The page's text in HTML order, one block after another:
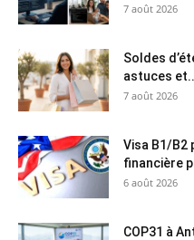
7 août 2026
Soldes
astuces
7 août 2026
Visa B1/B2
financière
6 août 2026
COP31 à